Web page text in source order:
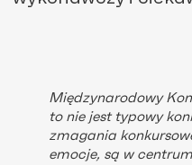
Międzynarodowy
to nie jest typowy
zmagania
emocje, są w